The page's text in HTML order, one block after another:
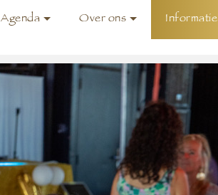
Agenda Over ons Informatie